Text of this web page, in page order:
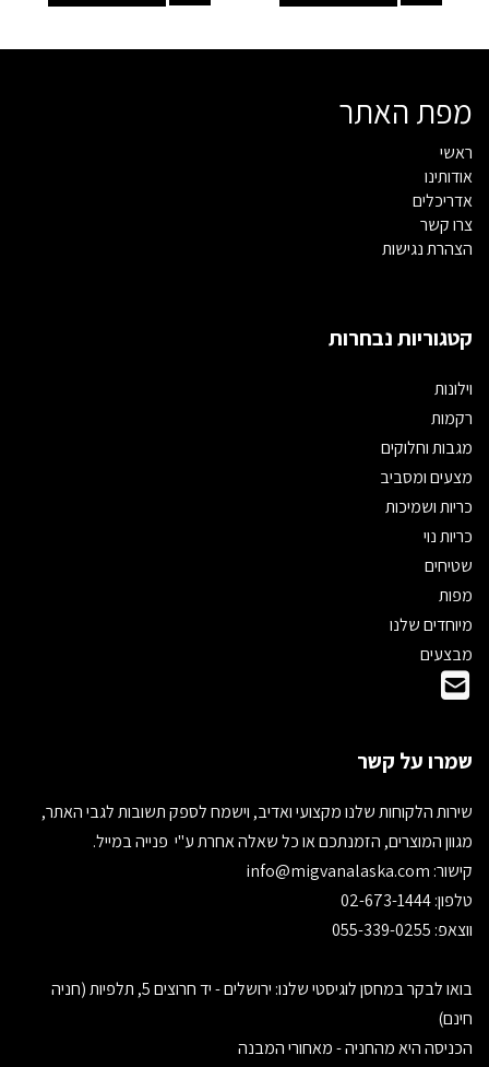
מפת האתר
ראשי
אודותינו
אדריכלים
צרו קשר
הצהרת נגישות
קטגוריות נבחרות
וילונות
רקמות
מגבות וחלוקים
מצעים ומסביב
כריות ושמיכות
כריות נוי
שטיחים
מפות
מיוחדים שלנו
מבצעים
שמרו על קשר
שירות הלקוחות שלנו מקצועי ואדיב, וישמח לספק תשובות לגבי האתר,
מגוון המוצרים, הזמנתכם או כל שאלה אחרת ע"י פנייה במייל.
קישור:
טלפון: 02-673-1444
ווצאפ: 055-339-0255
בואו לבקר במחסן לוגיסטי שלנו: ירושלים - יד חרוצים 5, תלפיות (חניה
חינם)
הכניסה היא מהחניה - מאחורי המבנה